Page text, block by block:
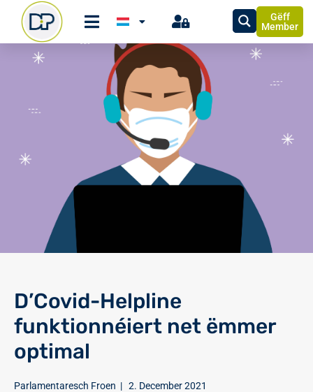
Gëff
Member
D’Covid-Helpline
funktionnéiert net ëmmer
optimal
Parlamentaresch Froen | 2. December 2021